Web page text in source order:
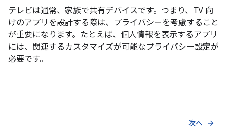
テレビは通常、家族で共有デバイスです。つまり、TV 向
けのアプリを設計する際は、プライバシーを考慮すること
が重要になります。たとえば、個人情報を表示するアプリ
には、関連するカスタマイズが可能なプライバシー設定が
必要です。
次へ arrow_forward